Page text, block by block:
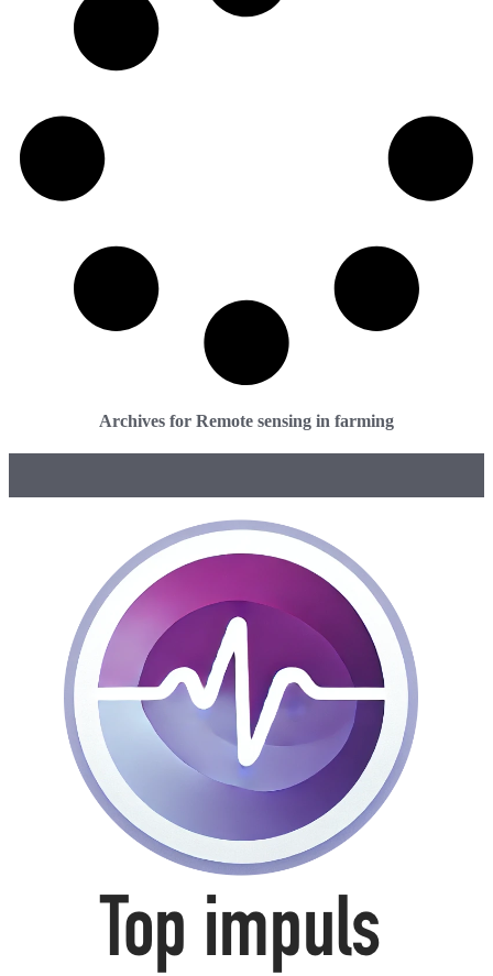
Archives for Remote sensing in farming